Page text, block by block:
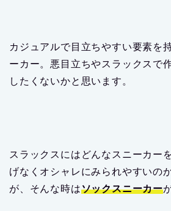
カジュアルで目立ちやすい要素を
ーカー。悪目立ちやスラックスで
したくないかと思います。
スラックスにはどんなスニーカー
げなくオシャレにみられやすいの
が、そんな時はソックスニーカー